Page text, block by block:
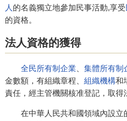
人 的名義獨立地參加民事活動,享受
的資格。
法人資格的獲得
全民所有制企業 集體所有制
金數額，有組織章程、 組織機構和
責任，經主管機關核准登記，取得
在中華人民共和國領域內設立